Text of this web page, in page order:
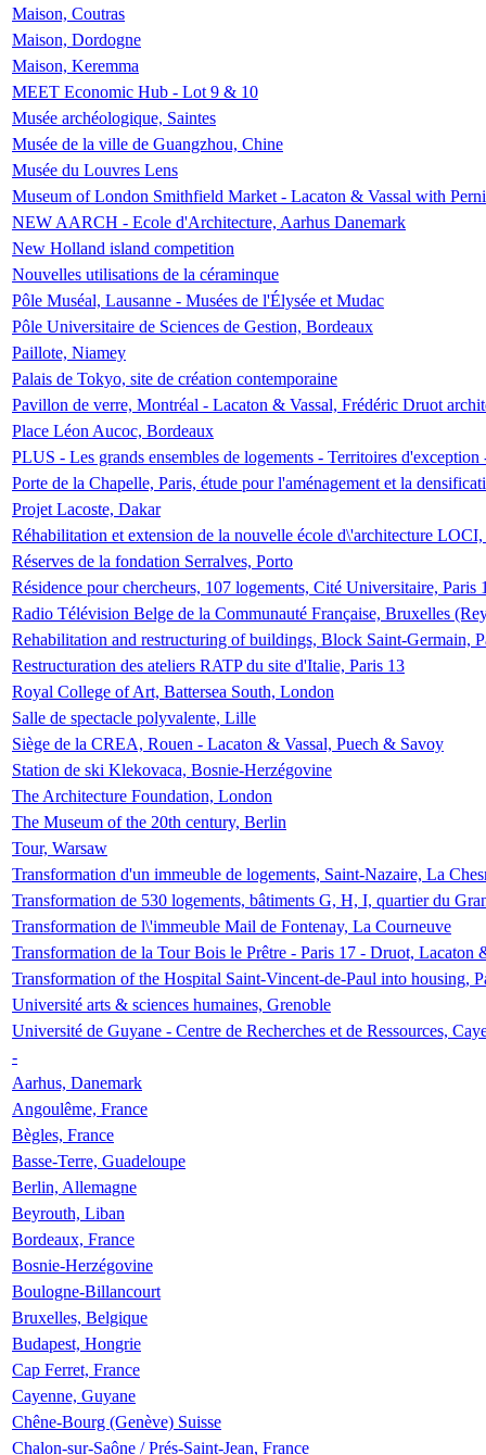
Maison, Coutras
Maison, Dordogne
Maison, Keremma
MEET Economic Hub - Lot 9 & 10
Musée archéologique, Saintes
Musée de la ville de Guangzhou, Chine
Musée du Louvres Lens
Museum of London Smithfield Market - Lacaton & Vassal with
NEW AARCH - Ecole d'Architecture, Aarhus Danemark
New Holland island competition
Nouvelles utilisations de la céraminque
Pôle Muséal, Lausanne - Musées de l'Élysée et Mudac
Pôle Universitaire de Sciences de Gestion, Bordeaux
Paillote, Niamey
Palais de Tokyo, site de création contemporaine
Pavillon de verre, Montréal - Lacaton & Vassal, Frédéric Druot
Place Léon Aucoc, Bordeaux
PLUS - Les grands ensembles de logements - Territoires
Porte de la Chapelle, Paris, étude pour l'aménagement et la
Projet Lacoste, Dakar
Réhabilitation et extension de la nouvelle école d\'architecture
Réserves de la fondation Serralves, Porto
Résidence pour chercheurs, 107 logements, Cité Universitaire, Paris
Radio Télévision Belge de la Communauté Française, Bruxelles
Rehabilitation and restructuring of buildings, Block Saint-Germain,
Restructuration des ateliers RATP du site d'Italie, Paris 13
Royal College of Art, Battersea South, London
Salle de spectacle polyvalente, Lille
Siège de la CREA, Rouen - Lacaton & Vassal, Puech & Savoy
Station de ski Klekovaca, Bosnie-Herzégovine
The Architecture Foundation, London
The Museum of the 20th century, Berlin
Tour, Warsaw
Transformation d'un immeuble de logements, Saint-Nazaire, La
Transformation de 530 logements, bâtiments G, H, I, quartier du
Transformation de l\'immeuble Mail de Fontenay, La Courneuve
Transformation de la Tour Bois le Prêtre - Paris 17 - Druot, Lacaton
Transformation of the Hospital Saint-Vincent-de-Paul into housing,
Université arts & sciences humaines, Grenoble
Université de Guyane - Centre de Recherches et de Ressources,
-
Aarhus, Danemark
Angoulême, France
Bègles, France
Basse-Terre, Guadeloupe
Berlin, Allemagne
Beyrouth, Liban
Bordeaux, France
Bosnie-Herzégovine
Boulogne-Billancourt
Bruxelles, Belgique
Budapest, Hongrie
Cap Ferret, France
Cayenne, Guyane
Chêne-Bourg (Genève) Suisse
Chalon-sur-Saône / Prés-Saint-Jean, France